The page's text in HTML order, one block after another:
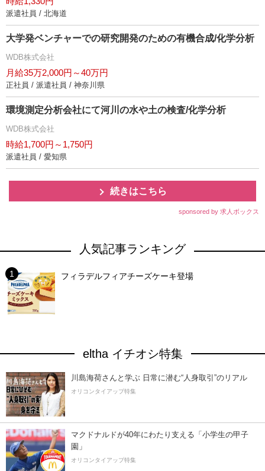
派遣社員 / 北海道
大学発ベンチャーでの研究開発のための有機合成/化学分析
WDB株式会社
月給35万2,000円～40万円
正社員 / 派遣社員 / 神奈川県
環境測定分析会社にて河川の水や土の検査/化学分析
WDB株式会社
時給1,700円～1,750円
派遣社員 / 愛知県
続きはこちら
sponsored by 求人ボックス
人気記事ランキング
フィラデルフィアチーズケーキ登場
eltha イチオシ特集
川島海荷さんと学ぶ 日常に潜む“人身取引”のリアル
オリコンタイアップ特集
マクドナルドが40年にわたり支える「小学生の甲子
園」
オリコンタイアップ特集